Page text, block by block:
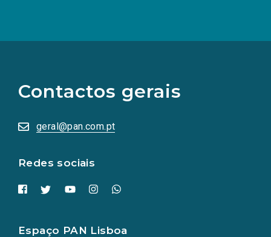
Contactos gerais
geral@pan.com.pt
Redes sociais
redes
sociais
numa
nova
Espaço PAN Lisboa